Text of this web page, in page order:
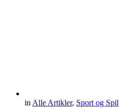
inAlle Artikler, Sport og Spil